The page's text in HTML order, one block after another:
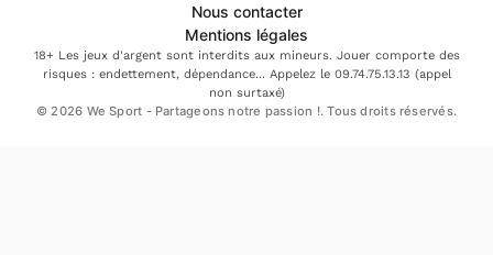
Nous contacter
Mentions légales
18+ Les jeux d'argent sont interdits aux mineurs. Jouer comporte des
risques : endettement, dépendance... Appelez le 09.74.75.13.13 (appel
non surtaxé)
© 2026 We Sport - Partageons notre passion !. Tous droits réservés.